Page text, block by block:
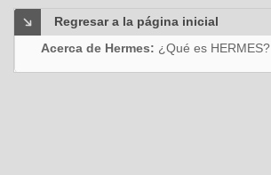
Regresar a la página inicial
Acerca de Hermes: ¿Qué es HERMES?